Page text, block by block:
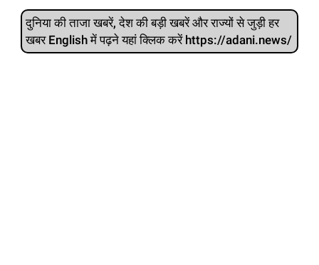
दुनिया की ताजा खबरें, देश की बड़ी खबरें और राज्‍यों से जुड़ी हर
खबर English में पढ़ने यहां क्लिक करें https://adani.news/